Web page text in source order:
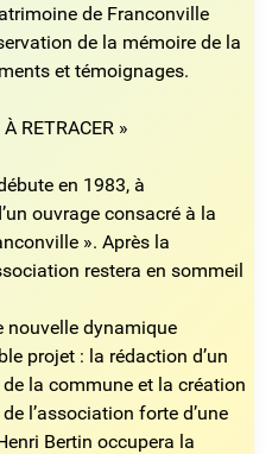
de Franconville
de la mémoire de la
et témoignages.
RETRACER »
en 1983, à
ouvrage consacré à la
». Après la
restera en sommeil
nouvelle dynamique
projet : la rédaction d’un
la commune et la création
l’association forte d’une
Bertin occupera la